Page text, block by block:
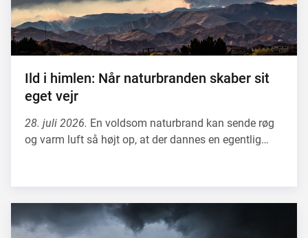
Ild i himlen: Når naturbranden skaber sit
eget vejr
28. juli 2026. En voldsom naturbrand kan sende røg
og varm luft så højt op, at der dannes en egentlig…